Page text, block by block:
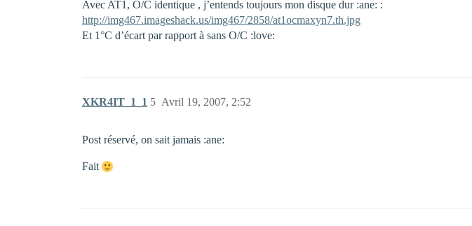
Avec AT1, O/C identique , j’entends toujours mon disque dur :ane: :
http://img467.imageshack.us/img467/2858/at1ocmaxyn7.th.jpg
Et 1°C d’écart par rapport à sans O/C :love:
XKR4IT_1_1 Avril 19, 2007, 2:52
5
Post réservé, on sait jamais :ane:
Fait